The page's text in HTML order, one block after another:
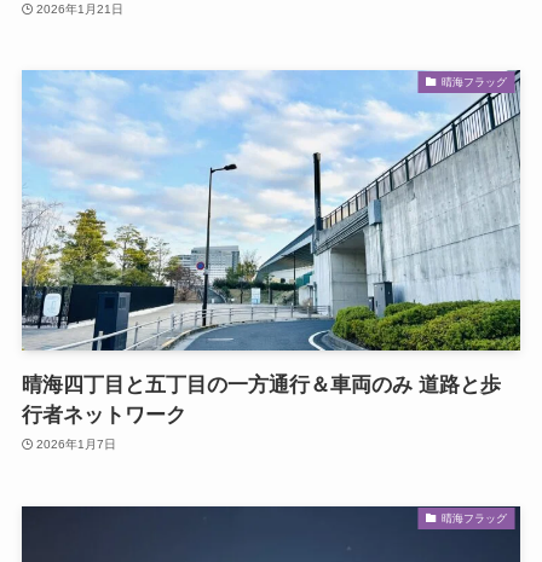
2026年1月21日
晴海フラッグ
晴海四丁目と五丁目の一方通行＆車両のみ 道路と歩
行者ネットワーク
2026年1月7日
晴海フラッグ